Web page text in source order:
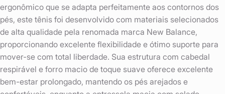
ergonômico que se adapta perfeitamente aos contornos dos
pés, este tênis foi desenvolvido com materiais selecionados
de alta qualidade pela renomada marca New Balance,
proporcionando excelente flexibilidade e ótimo suporte para
mover-se com total liberdade. Sua estrutura com cabedal
respirável e forro macio de toque suave oferece excelente
bem-estar prolongado, mantendo os pés arejados e